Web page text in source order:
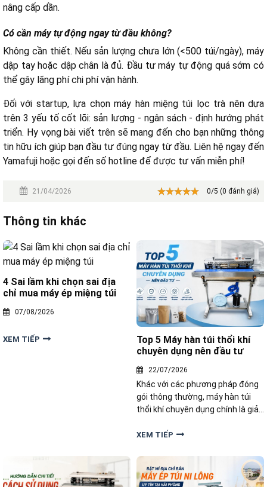
nâng cấp dần.
Có cần máy tự động ngay từ đầu không?
Không cần thiết. Nếu sản lượng chưa lớn (<500 túi/ngày), máy
dập tay hoặc dập chân là đủ. Đầu tư máy tự động quá sớm có
thể gây lãng phí chi phí vận hành.
Đối với startup, lựa chọn máy hàn miệng túi lọc trà nên dựa
trên 3 yếu tố cốt lõi: sản lượng - ngân sách - định hướng phát
triển. Hy vọng bài viết trên sẽ mang đến cho bạn những thông
tin hữu ích giúp bạn đầu tư đúng ngay từ đầu. Liên hệ ngay đến
Yamafuji hoặc gọi đến số hotline để được tư vấn miễn phí!
21/04/2026 0/5 (0 đánh giá)
Thông tin khác
4 Sai lầm khi chọn sai địa
chỉ mua máy ép miệng túi
07/08/2026
XEM TIẾP
Top 5 Máy hàn túi thổi khí
chuyên dụng nên đầu tư
22/07/2026
Khác với các phương pháp đóng
gói thông thường, máy hàn túi
thổi khí chuyên dụng chính là giải
viết này sẽ gợi ý đến bạn top 5
dụng nên đầu tư hiện nay đến từ
thương hiệu Yamafuji.
XEM TIẾP